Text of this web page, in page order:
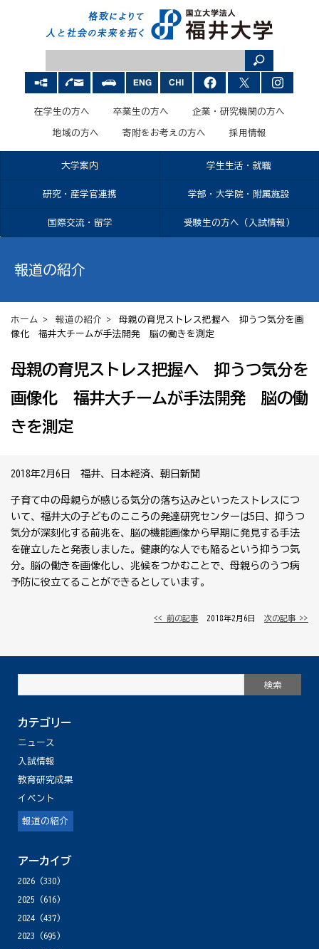
在学生の方へ 卒業生の方へ 企業・研究機関の方へ
地域の方へ 寄附をお考えの方へ 採用情報
大学案内 学生生活・就職
研究・産学官連携 学部・大学院・附属施設
国際交流・留学 受験生の方へ（入試情報）
報道の紹介
ホーム > 報道の紹介 > 母親の育児ストレス把握へ 抑うつ気分を画
像化 福井大チームが手法開発 脳の働きを測定
母親の育児ストレス把握へ 抑うつ気分を
画像化 福井大チームが手法開発 脳の働
きを測定
2018年2月6日 福井、日本経済、朝日新聞
子育て中の母親らが感じる気分の落ち込みといったストレスにつ
いて、福井大の子どものこころの発達研究センターは5日、抑うつ
気分が深刻化する前兆を、脳の機能画像から早期に発見する手法
を確立したと発表しました。健康的な人でも陥るという抑うつ気
分。脳の働きを画像化し、兆候をつかむことで、母親らのうつ病
予防に役立てることができるとしています。
<< 前の記事 │ 2018年2月6日 │次の記事 >>
カテゴリー
ニュース
入試情報
教育研究成果
イベント
報道の紹介
アーカイブ
2026(330)
2025 (616)
2024(437)
2023 (695)